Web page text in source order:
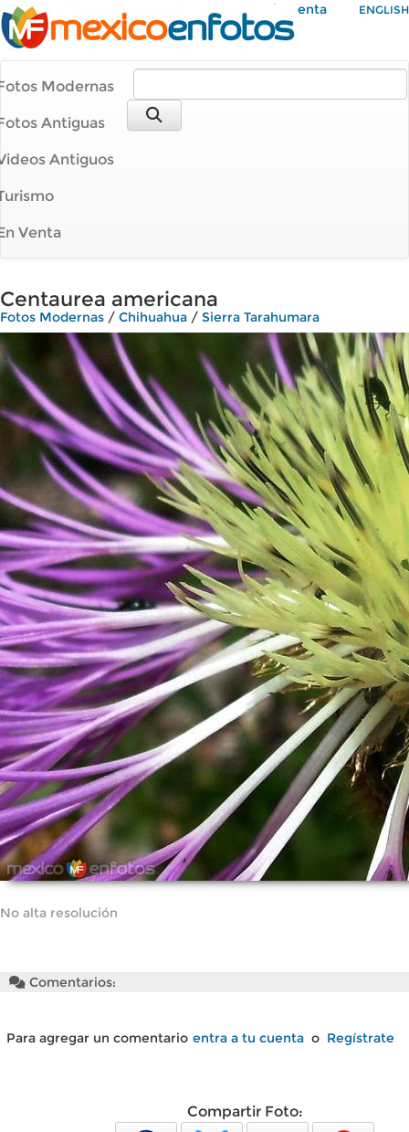
Mi Cuenta ENGLISH
Modernas
Antiguas
Antiguos
Venta
Centaurea americana
Fotos Modernas / Chihuahua / Sierra Tarahumara
No alta resolución
Comentarios:
Para agregar un comentario entra a tu cuenta o Regístrate
Compartir Foto: